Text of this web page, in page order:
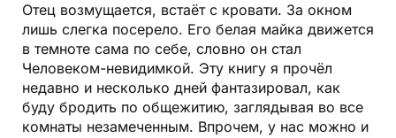
Отец возмущается, встаёт с кровати. За окном
лишь слегка посерело. Его белая майка движется
в темноте сама по себе, словно он стал
Человеком-невидимкой. Эту книгу я прочёл
недавно и несколько дней фантазировал, как
буду бродить по общежитию, заглядывая во все
комнаты незамеченным. Впрочем, у нас можно и